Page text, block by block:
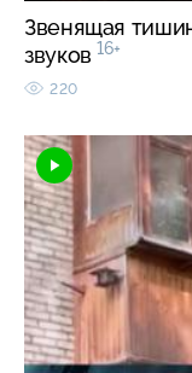
Звенящая
звуков 16+
220